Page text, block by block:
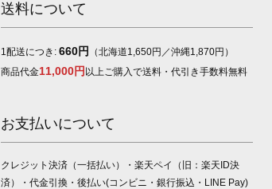
送料について
1配送につき: 660円
（北海道1,650円／沖縄1,870円）
商品代金11,000円 以上ご購入で送料・代引き手数料無料
お支払いについて
クレジット決済（一括払い）・楽天ペイ（旧：楽天ID決
済）・代金引換・後払い(コンビニ・銀行振込・LINE Pay)